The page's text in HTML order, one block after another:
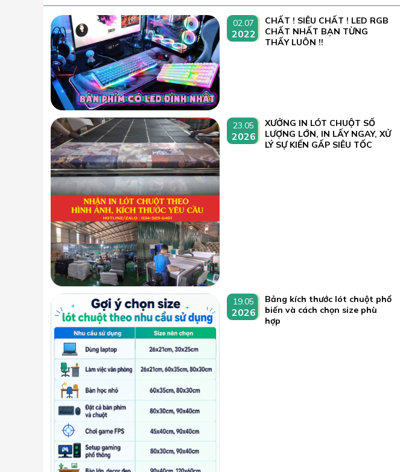
02.07
2022
CHẤT ! SIÊU CHẤT ! LED RGB
CHẤT NHẤT BẠN TỪNG
THẤY LUÔN !!
23.05
2026
XƯỞNG IN LÓT CHUỘT SỐ
LƯỢNG LỚN, IN LẤY NGAY, XỬ
LÝ SỰ KIẾN GẤP SIÊU TỐC
19.05
2026
Bảng kích thước lót chuột phổ
biến và cách chọn size phù
hợp